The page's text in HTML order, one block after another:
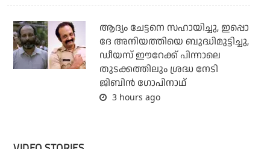
ആദ്യം ചേട്ടനെ സഹായിച്ചു, ഇപ്പൊ
ദേ അനിയത്തിയെ ബുദ്ധിമുട്ടിച്ചു,
ഡീയസ് ഈറേക്ക് പിന്നാലെ
തുടക്കത്തിലും ശ്രദ്ധ നേടി
ജിബിന്‍ ഗോപിനാഥ്
3 hours ago